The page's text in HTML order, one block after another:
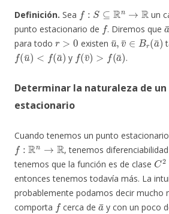
Definición. Sea
: ⊆R →R
un
punto estacionario de
f
. Diremos que
para todo
r>0
existen
u¯,v¯∈Br(a ¯)
f(u¯ )<f(a¯
y
f(v¯)>f(a¯)
.
Determinar la naturaleza de
estacionario
Cuando tenemos un punto estacionario
f:Rn→R
, tenemos
tenemos que la función es de clase
C2
entonces tenemos todavía más. La
probablemente podamos decir mucho
comporta
f
cerca de
a¯
y con un poco